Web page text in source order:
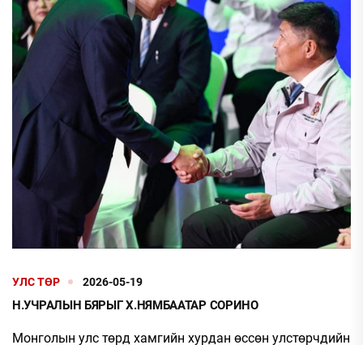
УЛС ТӨР 2026-05-19
Н.УЧРАЛЫН БЯРЫГ Х.НЯМБААТАР СОРИНО
Монголын улс төрд хамгийн хурдан өссөн улстөрчдийн